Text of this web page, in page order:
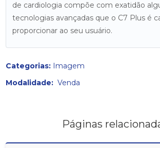
de cardiologia compõe com exatidão
tecnologias avançadas que o C7 Plus é
proporcionar ao seu usuário.
Categorias: Imagem
Modalidade:Venda
Páginas